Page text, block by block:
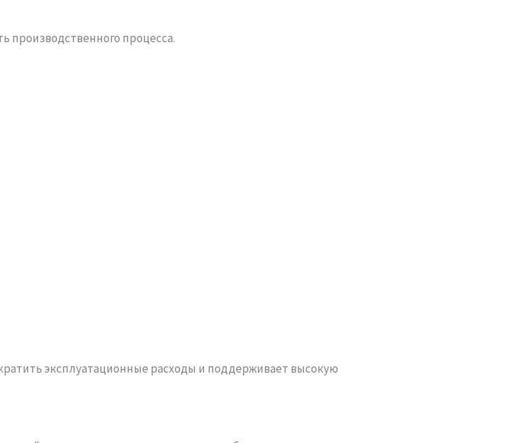
производственного процесса.
эксплуатационные расходы и поддерживает высокую